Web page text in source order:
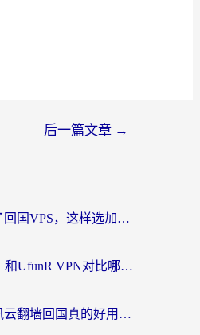
后一篇文章 →
海外党必看：除了回国VPS，这样选加速器也能无缝刷国内资源？
迅游VPN好用吗？和UfunR VPN对比哪个回国效果更好？海外党亲测避坑指南
海外党必看：腾讯云翻墙回国真的好用吗？+ 3步选对回国加速器指南